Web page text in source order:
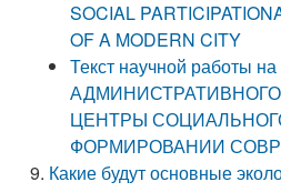
SOCIAL
OF A MODERN CITY
Текст научной работы
ЦЕНТРЫ
ФОРМИРОВАНИИ
Какие будут основные